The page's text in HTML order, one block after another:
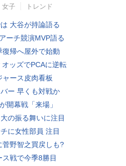
女子 トレンド
大谷が持論語る
ーチ競演MVP語る
復帰へ屋外で始動
オッズでPCAに逆転
ャース皮肉看板
ー 早くも対戦か
開幕戦「来場」
の振る舞いに注目
に女性部員 注目
菅野智之買戻しも?
戦で今季8勝目